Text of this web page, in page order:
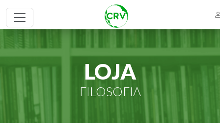
LOJA
FILOSOFIA